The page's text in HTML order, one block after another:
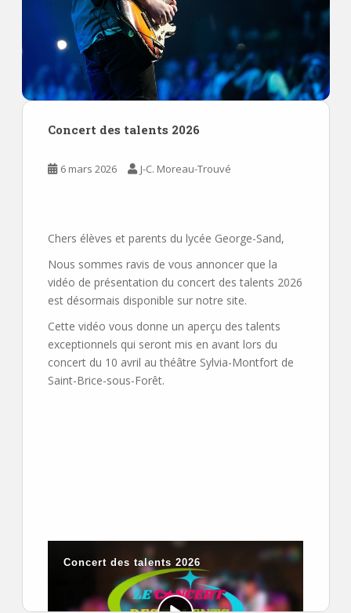
Concert des talents 2026
6 mars 2026 J-C. Moreau-Trouvé
Chers élèves et parents du lycée George-Sand,
Nous sommes ravis de vous annoncer que la
vidéo de présentation du concert des talents 2026
est désormais disponible sur notre site.
Cette vidéo vous donne un aperçu des talents
exceptionnels qui seront mis en avant lors du
concert du 10 avril au théâtre Sylvia-Montfort de
Saint-Brice-sous-Forêt.
Merci de votre soutien et à bientôt sur scène !